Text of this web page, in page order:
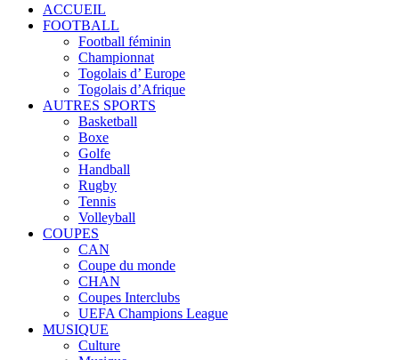
ACCUEIL
FOOTBALL
Football féminin
Championnat
Togolais d’ Europe
Togolais d’Afrique
AUTRES SPORTS
Basketball
Boxe
Golfe
Handball
Rugby
Tennis
Volleyball
COUPES
CAN
Coupe du monde
CHAN
Coupes Interclubs
UEFA Champions League
MUSIQUE
Culture